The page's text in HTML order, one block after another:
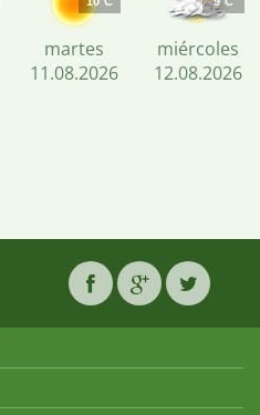
martes
11.08.2026
miércoles
12.08.2026